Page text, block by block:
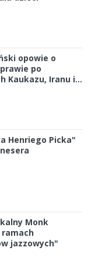
opowie o
po
Kaukazu, Iranu i...
Henriego Picka"
Monk
jazzowych"